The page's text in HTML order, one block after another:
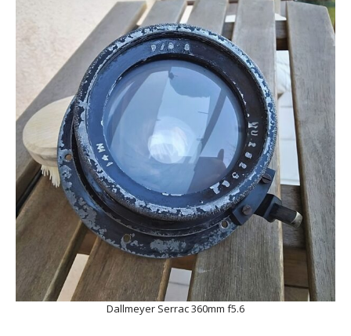
Dallmeyer Serrac 360mm f5.6